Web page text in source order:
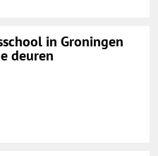
in Groningen
deuren